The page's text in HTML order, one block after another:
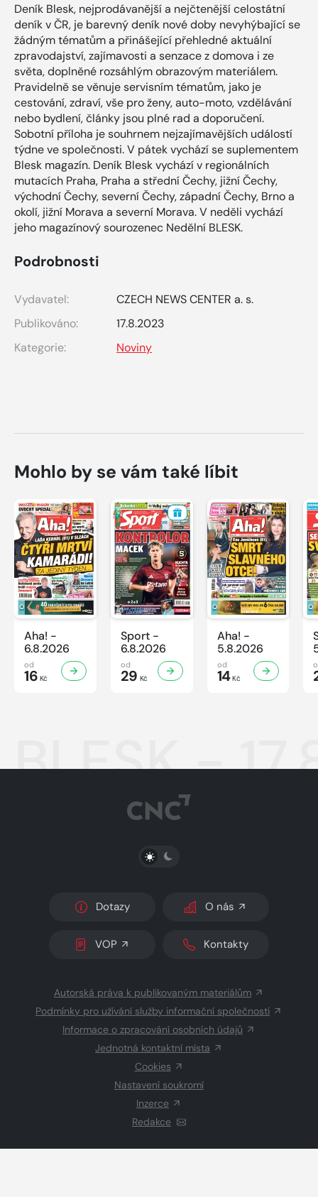
Deník Blesk, nejprodávanější a nejčtenější celostátní
deník v ČR, je barevný deník nové doby nevyhýbající se
žádným tématům a přinášející přehledné aktuální
zpravodajství, zajímavosti a senzace z domova i ze
světa, doplněné rozsáhlým obrazovým materiálem.
Pravidelně se věnuje servisním tématům, jako je
cestování, zdraví, vše pro ženy, auto-moto, vzdělávání
nebo bydlení, články jsou plné rad a doporučení.
Sobotní příloha je souhrnem nejzajímavějších událostí
týdne ve společnosti. V pátek vychází se suplementem
Blesk magazín. Deník Blesk vychází v regionálních
mutacích Praha, Praha a střední Čechy, jižní Čechy,
východní Čechy, severní Čechy, západní Čechy, Brno a
okolí, jižní Morava a severní Morava. V neděli vychází
jeho magazínový sourozenec Nedělní BLESK.
Podrobnosti
Vydavatel:
CZECH NEWS CENTER a. s.
Publikováno:
17.8.2023
Kategorie:
Noviny
Mohlo by se vám také líbit
Aha! -
6.8.2026
od
16 Kč
Sport -
6.8.2026
od
29 Kč
Aha! -
5.8.2026
od
14Kč
BLESK -
PŘEPNOUT SVĚTLÝ/TMAVÝ REŽIM
Dotazy O nás
VOP Kontakty
Autorská práva k publikovaným materiálům
Podmínky pro užívání služby informační společnosti
Informace o zpracování osobních údajů
Jednotná kontaktní místa
Cookies
Nastavení soukromí
Inzerce
Redakce